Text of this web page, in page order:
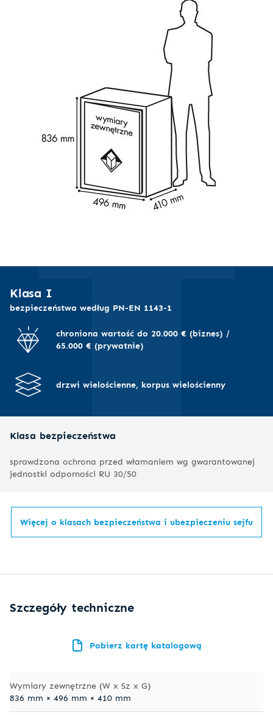
I
Klasa I
bezpieczeństwa według PN-EN 1143-1
chroniona wartość do 20.000 € (biznes) /
65.000 € (prywatnie)
drzwi wielościenne, korpus wielościenny
Klasa bezpieczeństwa
sprawdzona ochrona przed włamaniem wg gwarantowanej
jednostki odporności RU 30/50
Więcej o klasach bezpieczeństwa i ubezpieczeniu sejfu
Szczegóły techniczne
Pobierz kartę katalogową
Wymiary zewnętrzne (W x Sz x G)
836 mm × 496 mm × 410 mm